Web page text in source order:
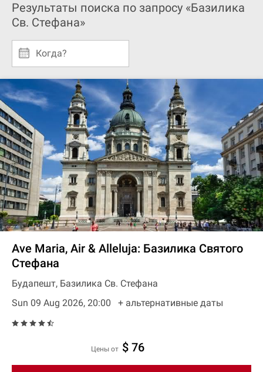
Результаты поиска по запросу «Базилика
Св. Стефана»
Когда?
Ave Maria, Air & Alleluja: Базилика Святого
Стефана
Будапешт, Базилика Св. Стефана
Sun 09 Aug 2026, 20:00
+ aльтернативные даты
цены от $ 76